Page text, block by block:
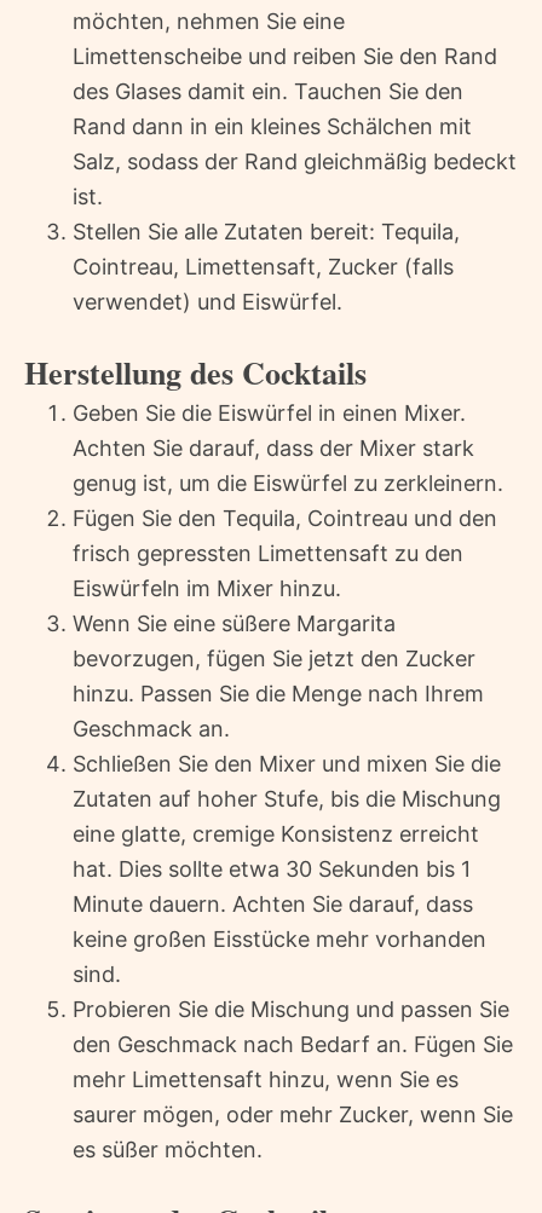
möchten, nehmen Sie eine
Limettenscheibe und reiben Sie den Rand
des Glases damit ein. Tauchen Sie den
Rand dann in ein kleines Schälchen mit
Salz, sodass der Rand gleichmäßig bedeckt
ist.
Stellen Sie alle Zutaten bereit: Tequila,
Cointreau, Limettensaft, Zucker (falls
verwendet) und Eiswürfel.
Herstellung des Cocktails
Geben Sie die Eiswürfel in einen Mixer.
Achten Sie darauf, dass der Mixer stark
genug ist, um die Eiswürfel zu zerkleinern.
Fügen Sie den Tequila, Cointreau und den
frisch gepressten Limettensaft zu den
Eiswürfeln im Mixer hinzu.
Wenn Sie eine süßere Margarita
bevorzugen, fügen Sie jetzt den Zucker
hinzu. Passen Sie die Menge nach Ihrem
Geschmack an.
Schließen Sie den Mixer und mixen Sie die
Zutaten auf hoher Stufe, bis die Mischung
eine glatte, cremige Konsistenz erreicht
hat. Dies sollte etwa 30 Sekunden bis 1
Minute dauern. Achten Sie darauf, dass
keine großen Eisstücke mehr vorhanden
sind.
Probieren Sie die Mischung und passen Sie
den Geschmack nach Bedarf an. Fügen Sie
mehr Limettensaft hinzu, wenn Sie es
saurer mögen, oder mehr Zucker, wenn Sie
es süßer möchten.